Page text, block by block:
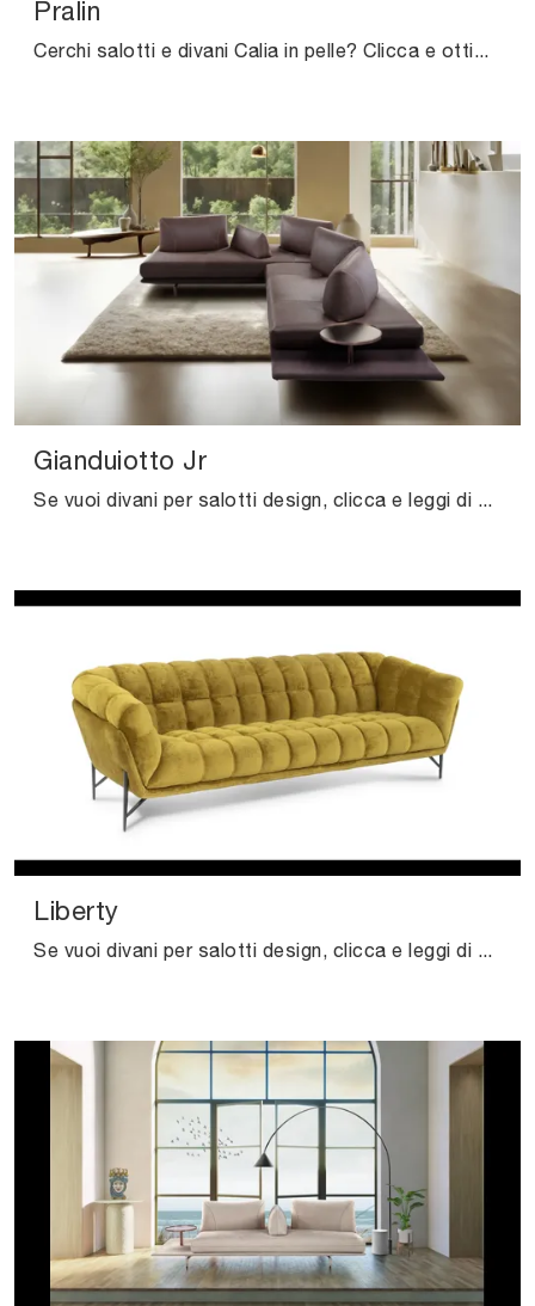
Pralin
Cerchi salotti e divani Calia in pelle? Clicca e ottieni informazioni sul modello Pralin per spazi design.
Gianduiotto Jr
Se vuoi divani per salotti design, clicca e leggi di più sul modello Gianduiotto Jr in pelle dell'azienda Calia.
Liberty
Se vuoi divani per salotti design, clicca e leggi di più sul modello Liberty in tessuto della marca Calia.